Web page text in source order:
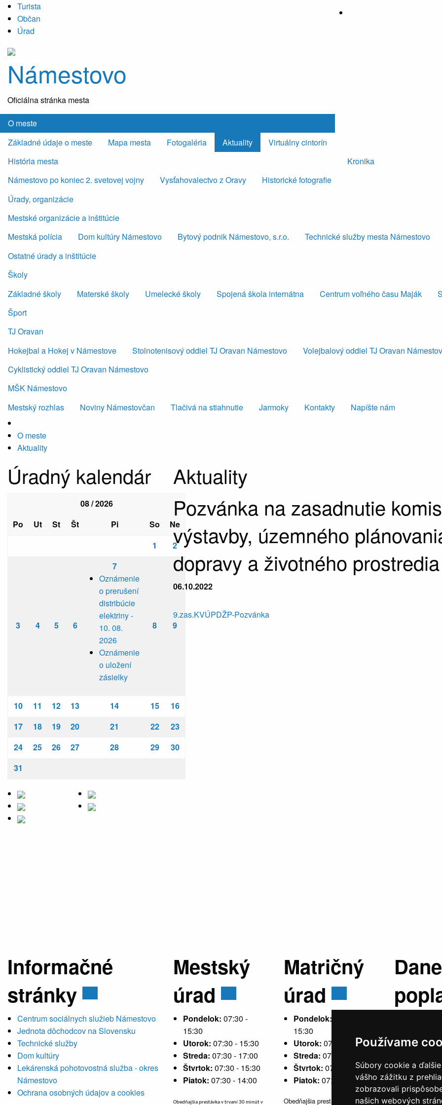
Používame
Súbory cookie a
vášho zážitku z
zobrazovali
našich webových
Turista
Občan
Úrad
Námestovo
Oficiálna stránka mesta
O meste
Základné údaje o meste
Mapa mesta Fotogaléria Aktuality
Virtuálny cintorín
História mesta
Námestovo po koniec 2. svetovej vojny
Vysťahovalectvo z Oravy Historické fotografie
Kronika
Úrady, organizácie
Mestské organizácie a inštitúcie
Mestská polícia
Dom kultúry Námestovo Bytový podnik Námestovo, s.r.o. Technické služby mesta Námestovo
Ostatné úrady a inštitúcie
Školy
Základné školy
Materské školy Umelecké školy Spojená škola internátna Centrum voľného času Maják
Šport
TJ Oravan
Hokejbal a Hokej v Námestove
Stolnotenisový oddiel TJ Oravan Námestovo Volejbalový oddiel TJ Oravan
Cyklistický oddiel TJ Oravan Námestovo
MŠK Námestovo
Mestský rozhlas
Noviny Námestovčan Tlačivá na stiahnutie Jarmoky Kontakty Napíšte nám
O meste
Aktuality
Úradný kalendár
08 / 2026
Po
Ut St Št Pi So
Ne
1
2
3 4 5 6
7
Oznámenie
o prerušení
distribúcie
elektriny -
10. 08.
2026
Oznámenie
o uložení
zásielky
8 9
10 11 12 13 14 15
16
17
18 19 20 21 22
23
24
25 26 27 28 29
30
31
Aktuality
Pozvánka na zasadnutie
výstavby, územného
dopravy a životného prostredia
06.10.2022
9.zas.KVÚPDŽP-Pozvánka
Informačné
stránky
Centrum sociálnych služieb Námestovo
Jednota dôchodcov na Slovensku
Technické služby
Dom kultúry
Lekárenská pohotovostná služba - okres
Námestovo
Ochrana osobných údajov a cookies
Mestský
úrad
Pondelok: 07:30 -
15:30
Utorok: 07:30 - 15:30
Streda: 07:30 - 17:00
Štvrtok: 07:30 - 15:30
Piatok: 07:30 - 14:00
Obedňajšia prestávka v trvaní 30 minút v
Matričný
úrad
Pondelok:
15:30
Utorok: 07:30 - 15:30
Streda: 07:30 - 17:00
Štvrtok: 07:30 - 15:30
Piatok: 07:30 - 14:00
Obedňajšia prestávka v trvaní 30
Utorok:
Streda:
Štvrtok: